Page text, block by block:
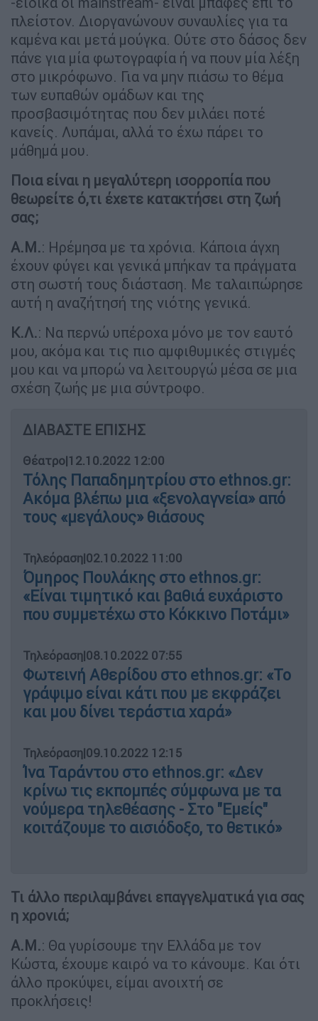
πλείστον. Διοργανώνουν συναυλίες για τα
καμένα και μετά μούγκα. Ούτε στο δάσος δεν
πάνε για μία φωτογραφία ή να πουν μία λέξη
στο μικρόφωνο. Για να μην πιάσω το θέμα
των ευπαθών ομάδων και της
προσβασιμότητας που δεν μιλάει ποτέ
κανείς. Λυπάμαι, αλλά το έχω πάρει το
μάθημά μου.
Ποια είναι η μεγαλύτερη ισορροπία που
θεωρείτε ό,τι έχετε κατακτήσει στη ζωή
σας;
Α.Μ.: Ηρέμησα με τα χρόνια. Κάποια άγχη
έχουν φύγει και γενικά μπήκαν τα πράγματα
στη σωστή τους διάσταση. Με ταλαιπώρησε
αυτή η αναζήτησή της νιότης γενικά.
Κ.Λ.: Να περνώ υπέροχα μόνο με τον εαυτό
μου, ακόμα και τις πιο αμφιθυμικές στιγμές
μου και να μπορώ να λειτουργώ μέσα σε μια
σχέση ζωής με μια σύντροφο.
ΔΙΑΒΑΣΤΕ ΕΠΙΣΗΣ
Θέατρο|12.10.2022 12:00
Τόλης Παπαδημητρίου στο ethnos.gr:
Ακόμα βλέπω μια «ξενολαγνεία» από
τους «μεγάλους» θιάσους
Τηλεόραση|02.10.2022 11:00
Όμηρος Πουλάκης στο ethnos.gr:
«Είναι τιμητικό και βαθιά ευχάριστο
που συμμετέχω στο Κόκκινο Ποτάμι»
Τηλεόραση|08.10.2022 07:55
Φωτεινή Αθερίδου στο ethnos.gr: «Το
γράψιμο είναι κάτι που με εκφράζει
και μου δίνει τεράστια χαρά»
Τηλεόραση|09.10.2022 12:15
Ίνα Ταράντου στο ethnos.gr: «Δεν
κρίνω τις εκπομπές σύμφωνα με τα
νούμερα τηλεθέασης - Στο "Εμείς"
κοιτάζουμε το αισιόδοξο, το θετικό»
Τι άλλο περιλαμβάνει επαγγελματικά για σας
η χρονιά;
Α.Μ.: Θα γυρίσουμε την Ελλάδα με τον
Κώστα, έχουμε καιρό να το κάνουμε. Και ότι
άλλο προκύψει, είμαι ανοιχτή σε
προκλήσεις!